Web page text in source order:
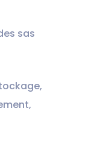
sas